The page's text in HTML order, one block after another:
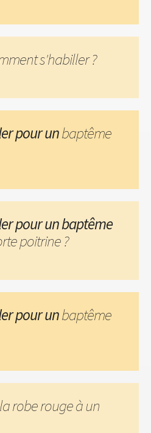
s'habiller ?
pour unbaptême
pour un baptême
poitrine ?
pour unbaptême
la robe rouge à un